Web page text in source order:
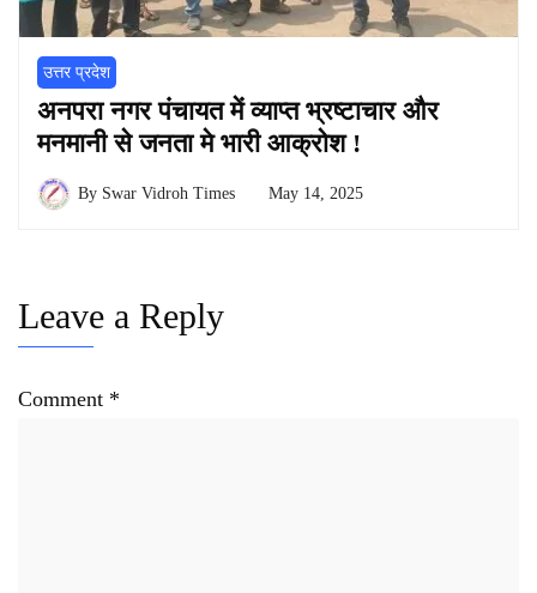
उत्तर प्रदेश
अनपरा नगर पंचायत में व्याप्त भ्रष्टाचार और
मनमानी से जनता मे भारी आक्रोश !
By Swar Vidroh Times May 14, 2025
Leave a Reply
Comment *